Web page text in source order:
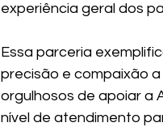
experiência geral dos
Essa parceria
precisão e compaixão
orgulhosos de apoiar a
nível de atendimento